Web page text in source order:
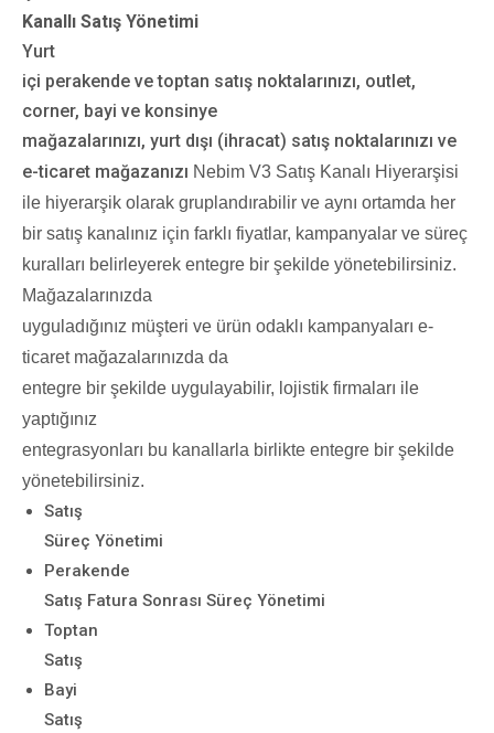
Kanallı Satış Yönetimi
Yurt
içi perakende ve toptan satış noktalarınızı, outlet,
corner, bayi ve konsinye
mağazalarınızı, yurt dışı (ihracat) satış noktalarınızı ve
e-ticaret mağazanızı Nebim V3 Satış Kanalı Hiyerarşisi
ile hiyerarşik olarak gruplandırabilir ve aynı ortamda her
bir satış kanalınız için farklı fiyatlar, kampanyalar ve süreç
kuralları belirleyerek entegre bir şekilde yönetebilirsiniz.
Mağazalarınızda
uyguladığınız müşteri ve ürün odaklı kampanyaları e-
ticaret mağazalarınızda da
entegre bir şekilde uygulayabilir, lojistik firmaları ile
yaptığınız
entegrasyonları bu kanallarla birlikte entegre bir şekilde
yönetebilirsiniz.
Satış
Süreç Yönetimi
Perakende
Satış Fatura Sonrası Süreç Yönetimi
Toptan
Satış
Bayi
Satış